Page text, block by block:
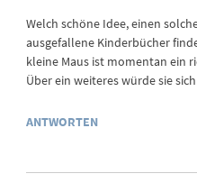
Welch schöne Idee, einen
ausgefallene Kinderbücher
kleine Maus ist momentan ein
Über ein weiteres würde sie
ANTWORTEN